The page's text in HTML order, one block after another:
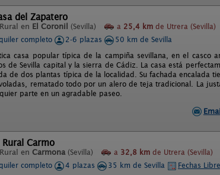
del Zapatero
en El Coronil (Sevilla) a 25,4 km de Utrera (Sevilla)
completo
2-6 plazas
50 km de Sevilla
casa popular típica de la campiña sevillana, en el casco
de Sevilla capital y la sierra de Cádiz. La casa está
de dos plantas típica de la localidad. Su fachada encalada
rematado todo por un alero de teja tradicional. La
parte en un agradable paseo.
Rural Carmo
en Carmona (Sevilla) a 32,8 km de Utrera (Sevilla)
completo
4 plazas 35 km de Sevilla
Fechas